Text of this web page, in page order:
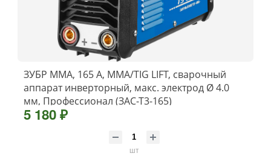
ЗУБР ММА, 165 А, MMA/TIG LIFT, сварочный
аппарат инверторный, макс. электрод Ø 4.0
мм, Профессионал (ЗАС-Т3-165)
5 180 ₽
шт